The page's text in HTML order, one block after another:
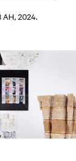
AH, 2024.